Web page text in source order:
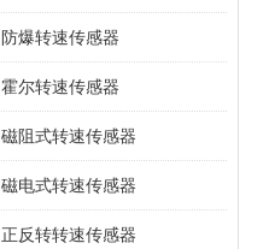
防爆转速传感器
霍尔转速传感器
磁阻式转速传感器
磁电式转速传感器
正反转转速传感器